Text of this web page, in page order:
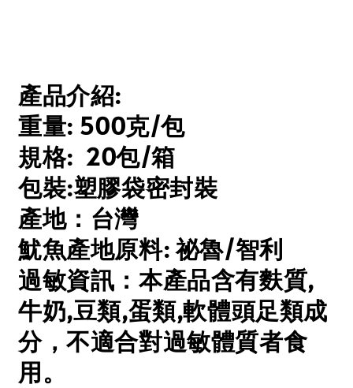
產品介紹:
重量: 500克/包
規格: 20包/箱
包裝:塑膠袋密封裝
產地：台灣
魷魚產地原料: 祕魯/智利
過敏資訊：本產品含有麩質,
牛奶,豆類,蛋類,軟體頭足類成
分，不適合對過敏體質者食
用。